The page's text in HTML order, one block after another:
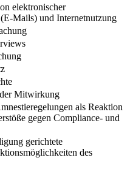
elektronischer
Mails) und Internetnutzung
Mitwirkung
als Reaktion
gegen Compliance- und
gerichtete
des